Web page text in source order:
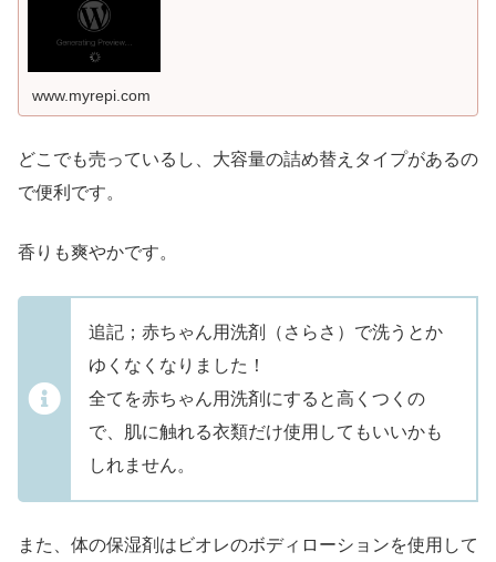
www.myrepi.com
どこでも売っているし、大容量の詰め替えタイプがあるの
で便利です。
香りも爽やかです。
追記；赤ちゃん用洗剤（さらさ）で洗うとか
ゆくなくなりました！
全てを赤ちゃん用洗剤にすると高くつくの
で、肌に触れる衣類だけ使用してもいいかも
しれません。
また、体の保湿剤はビオレのボディローションを使用して